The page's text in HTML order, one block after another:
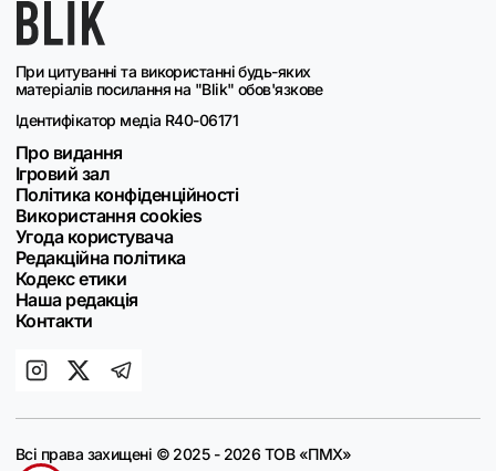
При цитуванні та використанні будь-яких
матеріалів посилання на "Blik" обов'язкове
Ідентифікатор медіа R40-06171
Про видання
Ігровий зал
Політика конфіденційності
Використання cookies
Угода користувача
Редакційна політика
Кодекс етики
Наша редакція
Контакти
Всі права захищені © 2025 - 2026 ТОВ «ПМХ»